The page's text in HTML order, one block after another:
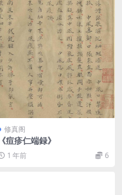
修真阁
《痘疹仁端録》
1 年前 6